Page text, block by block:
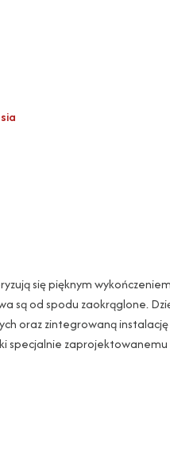
się pięknym
są od spodu zaokrąglone.
oraz zintegrowaną
specjalnie